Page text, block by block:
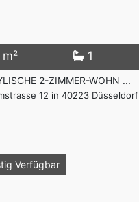
1
2-ZIMMER-WOHN ...
12 in 40223 Düsseldorf
Verfügbar